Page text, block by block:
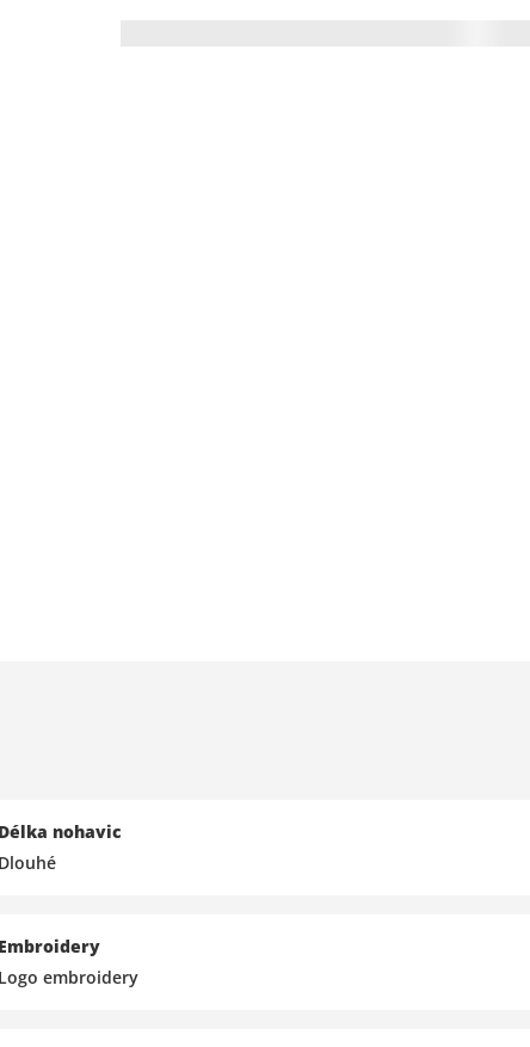
Délka nohavic
Dlouhé
Embroidery
Logo embroidery